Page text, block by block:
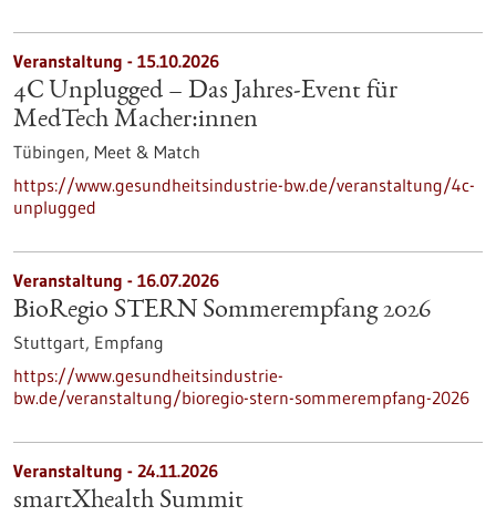
Veranstaltung - 15.10.2026
4C Unplugged – Das Jahres‑Event für
MedTech Macher:innen
Tübingen, Meet & Match
https://www.gesundheitsindustrie-bw.de/veranstaltung/4c-
unplugged
Veranstaltung - 16.07.2026
BioRegio STERN Sommerempfang 2026
Stuttgart, Empfang
https://www.gesundheitsindustrie-
bw.de/veranstaltung/bioregio-stern-sommerempfang-2026
Veranstaltung - 24.11.2026
smartXhealth Summit